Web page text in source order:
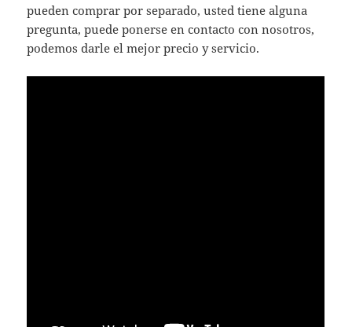
pueden comprar por separado, usted tiene alguna
pregunta, puede ponerse en contacto con nosotros,
podemos darle el mejor precio y servicio.